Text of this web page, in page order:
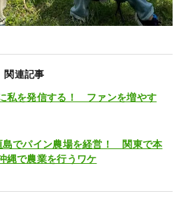
関連記事
私を発信する！ ファンを増やす
島でパイン農場を経営！ 関東で本
縄で農業を行うワケ